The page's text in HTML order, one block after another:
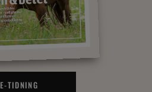
E-TIDNING